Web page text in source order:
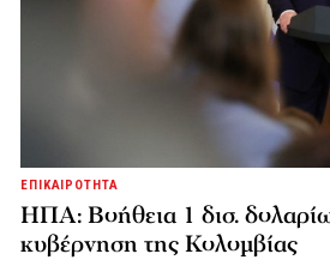
ΕΠΙΚΑΙΡΟΤΗΤΑ
ΗΠΑ: Βοήθεια 1 δισ.
κυβέρνηση της Κολομβίας